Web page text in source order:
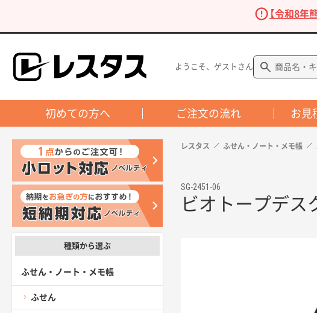
【令和8年
ようこそ、ゲストさん
初めての方へ ご注文の流れ お見
種類から選ぶ
ふせん・ノート・メモ帳
ふせん
レスタス ふせん・ノート・メモ帳
SG-2451-06
ビオトープデス